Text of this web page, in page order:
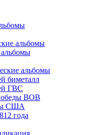
альбомы
альбомы
альбомы
биметалл
ГВС
ВОВ
США
года